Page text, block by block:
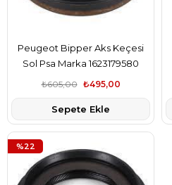
Peugeot Bipper Aks Keçesi
Sol Psa Marka 1623179580
₺495,00
₺605,00
Sepete Ekle
%22